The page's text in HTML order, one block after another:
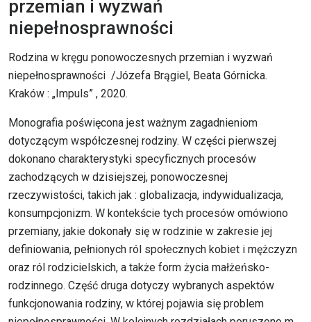
przemian i wyzwań
niepełnosprawności
Rodzina w kręgu ponowoczesnych przemian i wyzwań
niepełnosprawności /Józefa Brągiel, Beata Górnicka.
Kraków : „Impuls” , 2020.
Monografia poświęcona jest ważnym zagadnieniom
dotyczącym współczesnej rodziny. W części pierwszej
dokonano charakterystyki specyficznych procesów
zachodzących w dzisiejszej, ponowoczesnej
rzeczywistości, takich jak : globalizacja, indywidualizacja,
konsumpcjonizm. W kontekście tych procesów omówiono
przemiany, jakie dokonały się w rodzinie w zakresie jej
definiowania, pełnionych ról społecznych kobiet i mężczyzn
oraz ról rodzicielskich, a także form życia małżeńsko-
rodzinnego. Część druga dotyczy wybranych aspektów
funkcjonowania rodziny, w której pojawia się problem